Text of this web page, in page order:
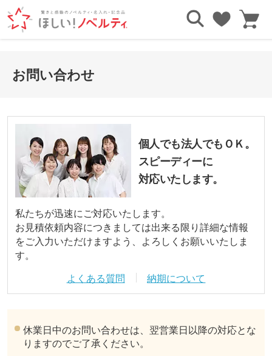
お問い合わせ
個人でも法人でもＯＫ。
スピーディーに
対応いたします。
私たちが迅速にご対応いたします。
お見積依頼内容につきましては出来る限り詳細な情報
をご入力いただけますよう、よろしくお願いいたしま
す。
よくある質問
納期について
休業日中のお問い合わせは、翌営業日以降の対応とな
りますのでご了承ください。